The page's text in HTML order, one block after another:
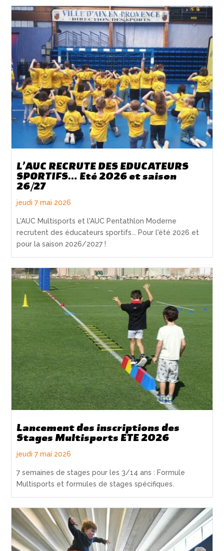
L’AUC RECRUTE DES EDUCATEURS
SPORTIFS… Eté 2026 et saison
26/27
jeudi 7 mai 2026
L'AUC Multisports et l'AUC Pentathlon Moderne
recrutent des éducateurs sportifs... Pour l'été 2026 et
pour la saison 2026/2027 !
Lancement des inscriptions des
Stages Multisports ETE 2026
jeudi 7 mai 2026
7 semaines de stages pour les 3/14 ans : Formule
Multisports et formules de stages spécifiques.